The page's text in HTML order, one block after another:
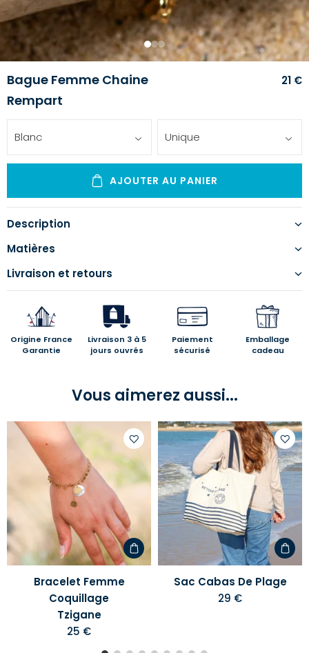
1 23
Bague Femme Chaine
Rempart
21 €
Blanc Unique
AJOUTER AU PANIER
Description
Matières
Livraison et retours
Origine France
Garantie
Livraison 3 à 5
jours ouvrés
Paiement
sécurisé
Emballage
cadeau
Vous aimerez aussi...
Ajouter
à
liste
d'envies
Bracelet Femme
Coquillage
Tzigane
25 €
à
votre
liste
Sac Cabas De Plage
29 €